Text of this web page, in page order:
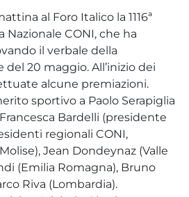
al Foro Italico la 1116ª
CONI, che ha
il verbale della
20 maggio. All’inizio dei
alcune premiazioni.
sportivo a Paolo Serapiglia
Bardelli (presidente
regionali CONI,
Jean Dondeynaz (Valle
(Emilia Romagna), Bruno
Riva (Lombardia).